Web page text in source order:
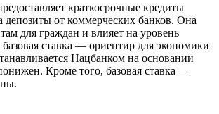
краткосрочные кредиты
от коммерческих банков. Она
для граждан и влияет на уровень
ставка — ориентир для экономики
Нацбанком на основании
Кроме того, базовая ставка —